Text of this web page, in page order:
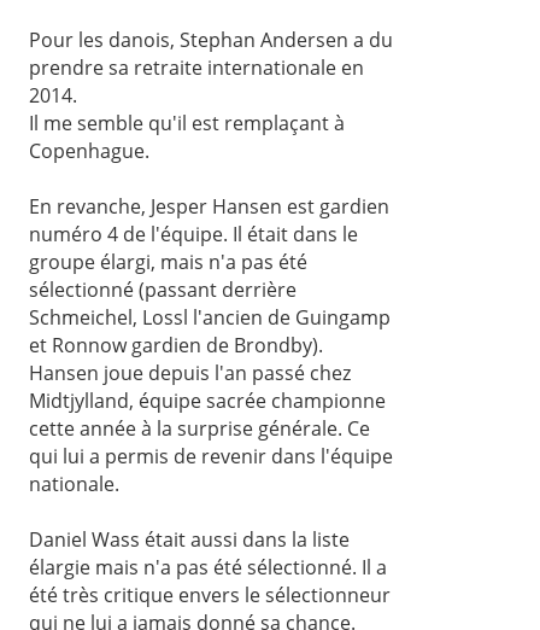
Pour les danois, Stephan Andersen a du
prendre sa retraite internationale en
2014.
Il me semble qu'il est remplaçant à
Copenhague.
En revanche, Jesper Hansen est gardien
numéro 4 de l'équipe. Il était dans le
groupe élargi, mais n'a pas été
sélectionné (passant derrière
Schmeichel, Lossl l'ancien de Guingamp
et Ronnow gardien de Brondby).
Hansen joue depuis l'an passé chez
Midtjylland, équipe sacrée championne
cette année à la surprise générale. Ce
qui lui a permis de revenir dans l'équipe
nationale.
Daniel Wass était aussi dans la liste
élargie mais n'a pas été sélectionné. Il a
été très critique envers le sélectionneur
qui ne lui a jamais donné sa chance.